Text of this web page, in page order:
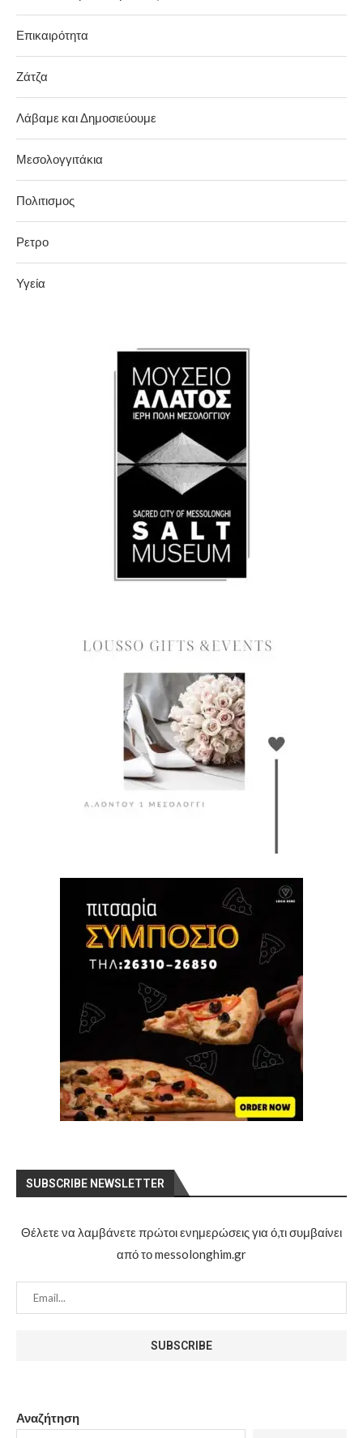
Αναζήτηση
Επικαιρότητα
Ζάτζα
Λάβαμε και Δημοσιεύουμε
Μεσολογγιτάκια
Πολιτισμος
Ρετρο
Υγεία
SUBSCRIBE NEWSLETTER
Θέλετε να λαμβάνετε πρώτοι ενημερώσεις για ό,τι συμβαίνει
από το messolonghim.gr